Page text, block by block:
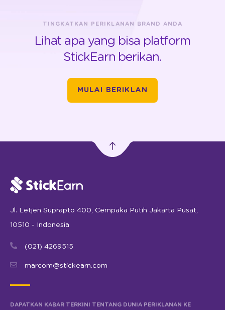
TINGKATKAN PERIKLANAN BRAND ANDA
Lihat apa yang bisa platform
StickEarn berikan.
MULAI BERIKLAN
Jl. Letjen Suprapto 400, Cempaka Putih Jakarta Pusat,
10510 - Indonesia
(021) 4269515
marcom@stickearn.com
DAPATKAN KABAR TERKINI TENTANG DUNIA PERIKLANAN KE